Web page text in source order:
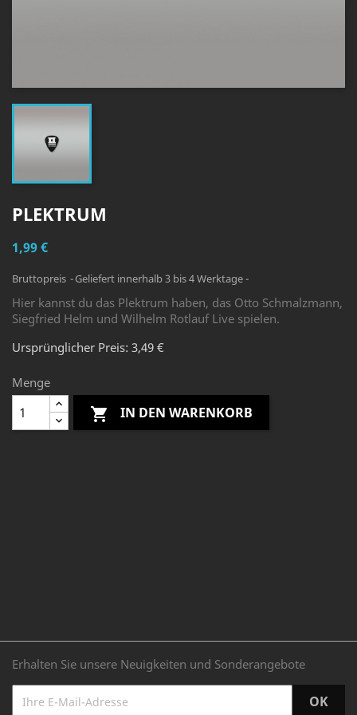
PLEKTRUM
1,99 €
Bruttopreis Geliefert innerhalb 3 bis 4 Werktage -
Hier kannst du das Plektrum haben, das Otto Schmalzmann,
Siegfried Helm und Wilhelm Rotlauf Live spielen.
Ursprünglicher Preis: 3,49 €
Menge
 IN DEN WARENKORB
Erhalten Sie unsere Neuigkeiten und Sonderangebote